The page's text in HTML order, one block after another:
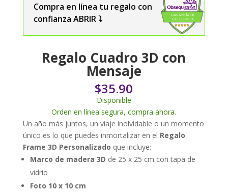
Compra en línea tu regalo con
confianza ABRIR ⤵️
Regalo Cuadro 3D con
Mensaje
$35.90
Disponible
Orden en línea segura, compra ahora.
Un año más juntos, un viaje inolvidable o un momento
único es lo que puedes inmortalizar en el Regalo
Frame 3D Personalizado que incluye:
Marco de madera 3D de 25 x 25 cm con tapa de
vidrio
Foto 10 x 10 cm